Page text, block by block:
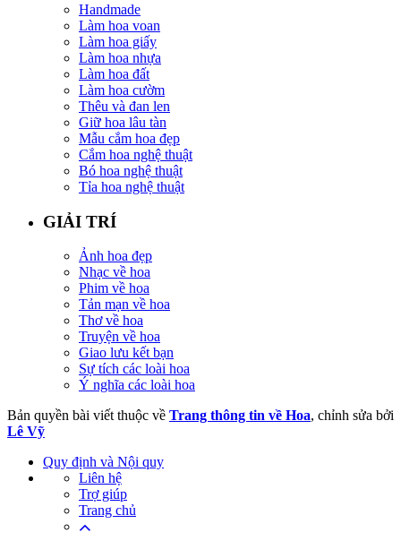
Handmade
Làm hoa voan
Làm hoa giấy
Làm hoa nhựa
Làm hoa đất
Làm hoa cườm
Thêu và đan len
Giữ hoa lâu tàn
Mẫu cắm hoa đẹp
Cắm hoa nghệ thuật
Bó hoa nghệ thuật
Tỉa hoa nghệ thuật
GIẢI TRÍ
Ảnh hoa đẹp
Nhạc về hoa
Phim về hoa
Tản mạn về hoa
Thơ về hoa
Truyện về hoa
Giao lưu kết bạn
Sự tích các loài hoa
Ý nghĩa các loài hoa
Bản quyền bài viết thuộc về Trang thông tin về Hoa, chỉnh sửa bởi
Lê Vỹ
Quy định và Nội quy
Liên hệ
Trợ giúp
Trang chủ